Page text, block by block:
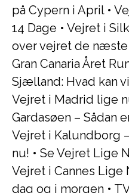
på Cypern i April•
14 Dage • Vejret i
over vejret de næste
Gran Canaria Året
Sjælland: Hvad kan
Vejret i Madrid lige
Gardasøen – Sådan
Vejret i Kalundborg
nu! • Se Vejret Lige
Vejret i Cannes Lige
dag og i morgen •